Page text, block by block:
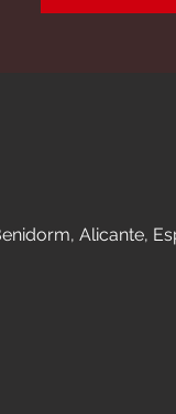
Alicante,